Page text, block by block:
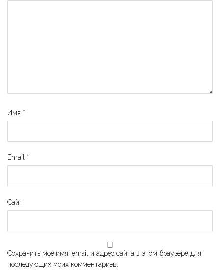
Имя *
Email *
Сайт
Сохранить моё имя, email и адрес сайта в этом браузере для
последующих моих комментариев.